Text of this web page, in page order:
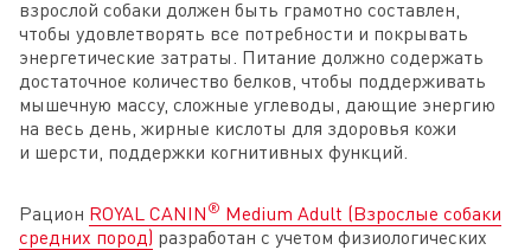
взрослой собаки должен быть грамотно составлен,
чтобы удовлетворять все потребности и покрывать
энергетические затраты. Питание должно содержать
достаточное количество белков, чтобы поддерживать
мышечную массу, сложные углеводы, дающие энергию
на весь день, жирные кислоты для здоровья кожи
и шерсти, поддержки когнитивных функций.
Рацион ROYAL CANIN ® Medium Adult (Взрослые собаки
средних пород) разработан с учетом физиологических